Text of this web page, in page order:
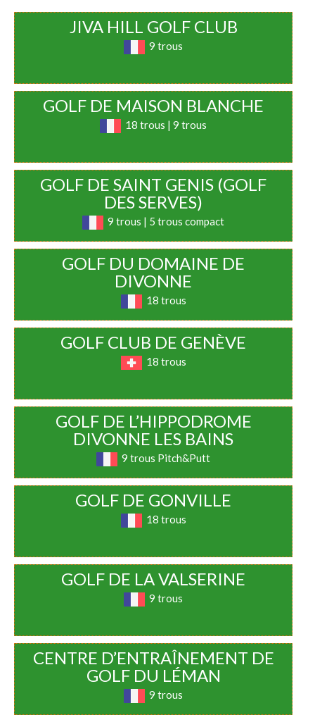
JIVA HILL GOLF CLUB
9 trous
GOLF DE MAISON BLANCHE
18 trous | 9 trous
GOLF DE SAINT GENIS (GOLF
DES SERVES)
9 trous | 5 trous compact
GOLF DU DOMAINE DE
DIVONNE
18 trous
GOLF CLUB DE GENÈVE
18 trous
GOLF DE L’HIPPODROME
DIVONNE LES BAINS
9 trous Pitch&Putt
GOLF DE GONVILLE
18 trous
GOLF DE LA VALSERINE
9 trous
CENTRE D’ENTRAÎNEMENT DE
GOLF DU LÉMAN
9 trous